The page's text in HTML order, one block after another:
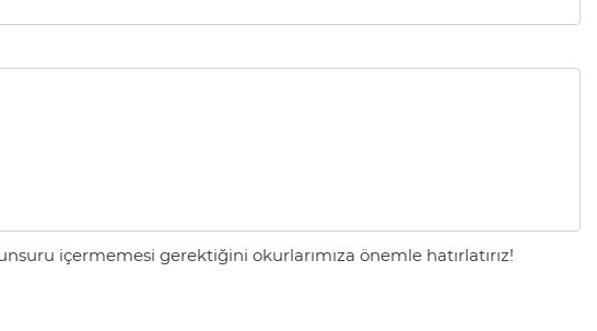
içermemesi gerektiğini okurlarımıza önemle hatırlatırız!